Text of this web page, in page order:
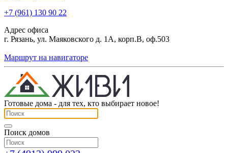
+7 (961) 130 90 22
Адрес офиса
г. Рязань, ул. Маяковского д. 1А, корп.В, оф.503
Маршрут на навигаторе
Готовые дома - для тех, кто выбирает новое!
Поиск домов